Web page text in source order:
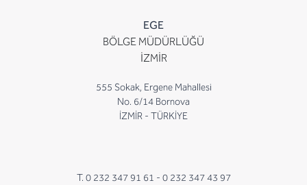
EGE
BÖLGE MÜDÜRLÜĞÜ
İZMİR
555 Sokak, Ergene Mahallesi
No. 6/14 Bornova
İZMİR - TÜRKİYE
T. 0 232 347 91 61 - 0 232 347 43 97